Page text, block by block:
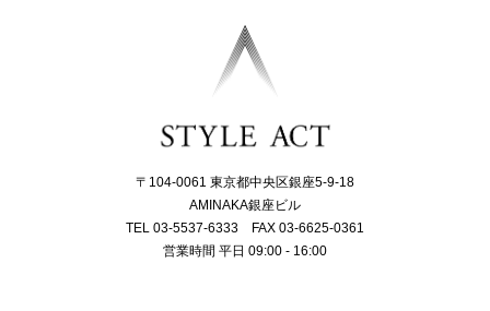
〒104-0061 東京都中央区銀座5-9-18
AMINAKA銀座ビル
TEL 03-5537-6333 FAX 03-6625-0361
営業時間 平日 09:00 - 16:00